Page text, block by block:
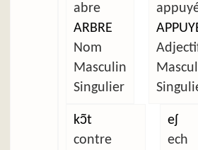
abre
ARBRE
Nom
Masculin
Singulier
kɔ̃t
contre
eʃ
ech